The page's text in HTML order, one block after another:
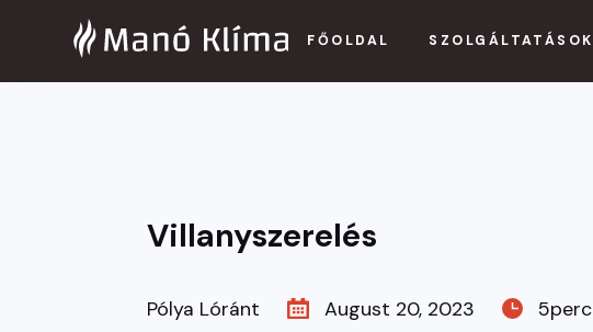
FŐOLDAL SZOLGÁLTATÁSOK
Villanyszerelés
Pólya Lóránt August 20, 2023 5perc